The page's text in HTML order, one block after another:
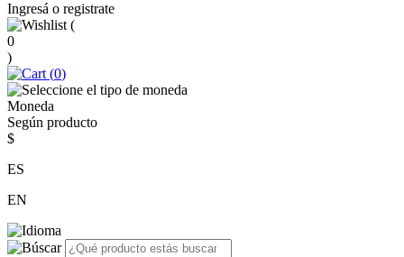
Ingresá o registrate
(
0
)
(0)
Moneda
Según producto
$
ES
EN